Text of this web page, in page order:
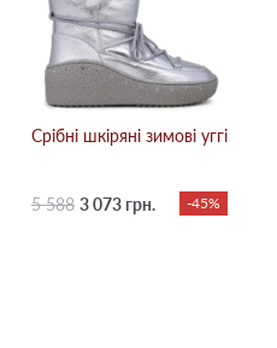
Срібні шкіряні зимові уггі
5 588 3 073 грн. -45%